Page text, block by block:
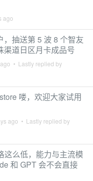
ago
抽送第 5 波 8 个智友
渠道日区月卡成品号
• Lastly replied by
喽，欢迎大家试用
ago • Lastly replied by
这么低，能力与主流模
和 GPT 会不会直接